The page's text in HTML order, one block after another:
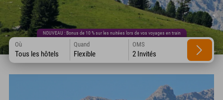
NOUVEAU : Bonus de 10 % sur les nuitées lors de vos voyages en train
Où
Tous les hôtels
Quand
Flexible
OMS
2 Invités